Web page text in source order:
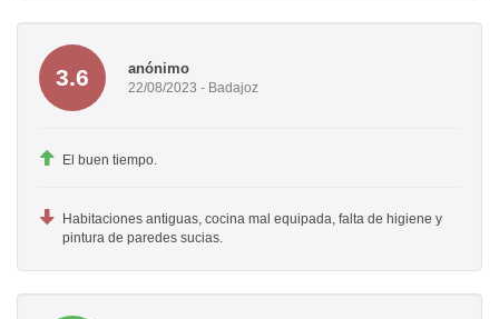
3.6 anónimo
22/08/2023 - Badajoz
El buen tiempo.
Habitaciones antiguas, cocina mal equipada, falta de higiene y
pintura de paredes sucias.